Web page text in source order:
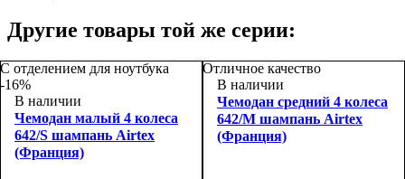
Другие товары той же серии:
С отделением для ноутбука
-16%
В наличии
Чемодан малый 4 колеса
642/S шампань Airtex
(Франция)
Отличное качество
В наличии
Чемодан средний 4 колеса
642/M шампань Airtex
(Франция)